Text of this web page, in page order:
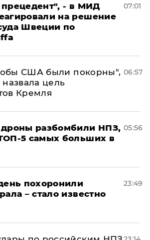
- в МИД
на решение
Швеции по
07:01
США были покорны",
цель
Кремля
06:57
дроны разбомбили НПЗ,
5 самых больших в
05:56
похоронили
– стало известно
23:49